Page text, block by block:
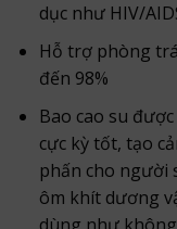
dục như HIV/
Hỗ trợ phòng
đến 98%
Bao cao su
cực kỳ tốt, tạo
phấn cho người
ôm khít dương
dùng như